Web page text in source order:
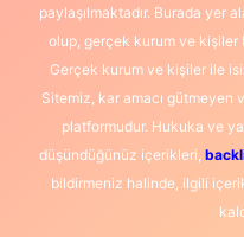
paylaşılmaktadır. Burada yer
olup, gerçek kurum ve kişiler
Gerçek kurum ve kişiler ile
Sitemiz, kar amacı gütmeyen
platformudur. Hukuka ve
düşündüğünüz içerikleri,
bildirmeniz halinde, ilgili